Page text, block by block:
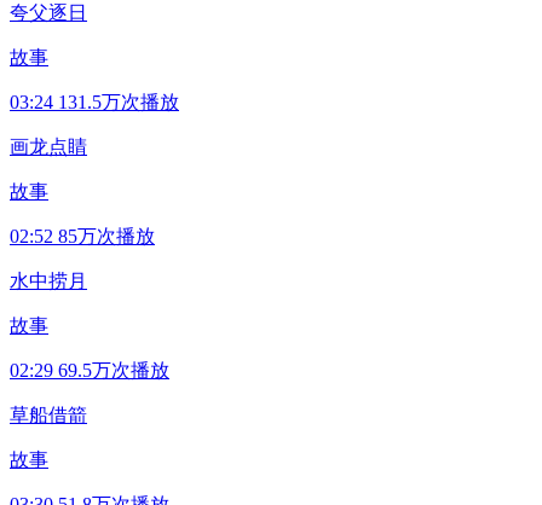
夸父逐日
故事
03:24 131.5万次播放
画龙点睛
故事
02:52 85万次播放
水中捞月
故事
02:29 69.5万次播放
草船借箭
故事